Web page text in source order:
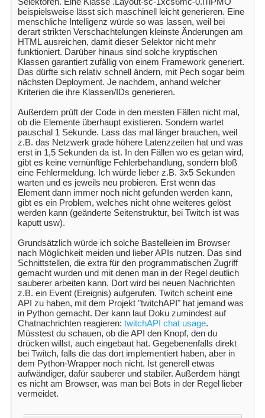
beispielsweise lässt sich maschinell leicht generieren. Eine
menschliche Intelligenz würde so was lassen, weil bei
derart strikten Verschachtelungen kleinste Änderungen am
HTML ausreichen, damit dieser Selektor nicht mehr
funktioniert. Darüber hinaus sind solche kryptischen
Klassen garantiert zufällig von einem Framework generiert.
Das dürfte sich relativ schnell ändern, mit Pech sogar beim
nächsten Deployment. Je nachdem, anhand welcher
Kriterien die ihre Klassen/IDs generieren.
Außerdem prüft der Code in den meisten Fällen nicht mal,
ob die Elemente überhaupt existieren. Sondern wartet
pauschal 1 Sekunde. Lass das mal länger brauchen, weil
z.B. das Netzwerk grade höhere Latenzzeiten hat und was
erst in 1,5 Sekunden da ist. In den Fällen wo es getan wird,
gibt es keine vernünftige Fehlerbehandlung, sondern bloß
eine Fehlermeldung. Ich würde lieber z.B. 3x5 Sekunden
warten und es jeweils neu probieren. Erst wenn das
Element dann immer noch nicht gefunden werden kann,
gibt es ein Problem, welches nicht ohne weiteres gelöst
werden kann (geänderte Seitenstruktur, bei Twitch ist was
kaputt usw).
Grundsätzlich würde ich solche Bastelleien im Browser
nach Möglichkeit meiden und lieber APIs nutzen. Das sind
Schnittstellen, die extra für den programmatischen Zugriff
gemacht wurden und mit denen man in der Regel deutlich
sauberer arbeiten kann. Dort wird bei neuen Nachrichten
z.B. ein Event (Ereignis) aufgerufen. Twitch scheint eine
API zu haben, mit dem Projekt "twitchAPI" hat jemand was
in Python gemacht. Der kann laut Doku zumindest auf
Chatnachrichten reagieren: twitchAPI chat usage.
Müsstest du schauen, ob die API den Knopf, den du
drücken willst, auch eingebaut hat. Gegebenenfalls direkt
bei Twitch, falls die das dort implementiert haben, aber in
dem Python-Wrapper noch nicht. Ist generell etwas
aufwändiger, dafür sauberer und stabiler. Außerdem hängt
es nicht am Browser, was man bei Bots in der Regel lieber
vermeidet.